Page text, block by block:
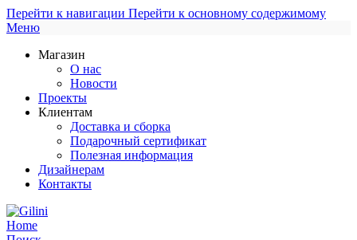
Перейти к навигации Перейти к основному содержимому
Меню
Магазин
О нас
Новости
Проекты
Клиентам
Доставка и сборка
Подарочный сертификат
Полезная информация
Дизайнерам
Контакты